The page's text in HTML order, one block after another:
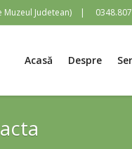
Muzeul Judetean) |
Acasă Despre